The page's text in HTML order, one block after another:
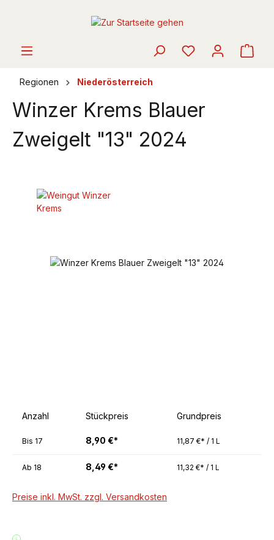
Regionen Niederösterreich
Winzer Krems Blauer
Zweigelt "13" 2024
Bildergalerie überspringen
Anzahl Stückpreis Grundpreis
Bis 17 8,90 €* 11,87 €* / 1 L
Ab 18 8,49 €* 11,32 €* / 1 L
Preise inkl. MwSt. zzgl. Versandkosten